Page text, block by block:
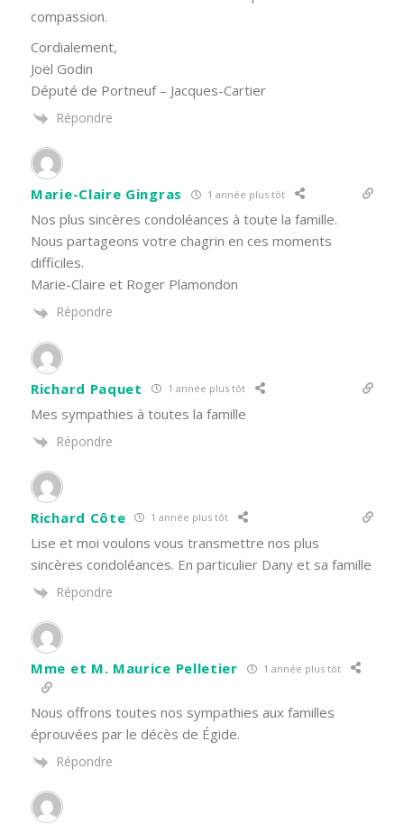
compassion.
Cordialement,
Joël Godin
Député de Portneuf – Jacques-Cartier
Répondre
Marie-Claire Gingras 1 année plus tôt
Nos plus sincères condoléances à toute la famille.
Nous partageons votre chagrin en ces moments
difficiles.
Marie-Claire et Roger Plamondon
Répondre
Richard Paquet 1 année plus tôt
Mes sympathies à toutes la famille
Répondre
Richard Côte 1 année plus tôt
Lise et moi voulons vous transmettre nos plus
sincères condoléances. En particulier Dany et sa famille
Répondre
Mme et M. Maurice Pelletier 1 année plus tôt
Nous offrons toutes nos sympathies aux familles
éprouvées par le décès de Égide.
Répondre